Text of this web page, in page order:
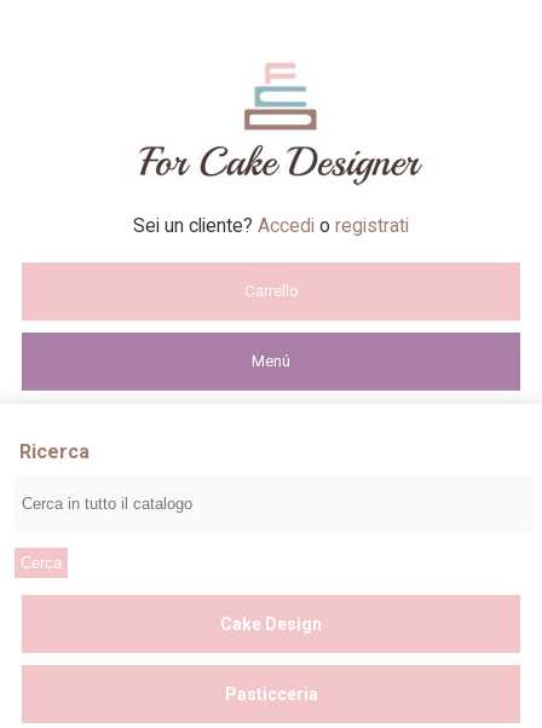
Sei un cliente? Accedi o registrati
Carrello
Menú
Ricerca
Cake Design
Pasticceria